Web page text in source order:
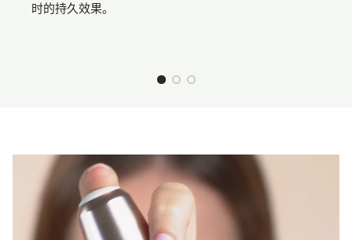
时的持久效果。